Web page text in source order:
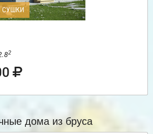
СУШКИ
2
дома из бруса